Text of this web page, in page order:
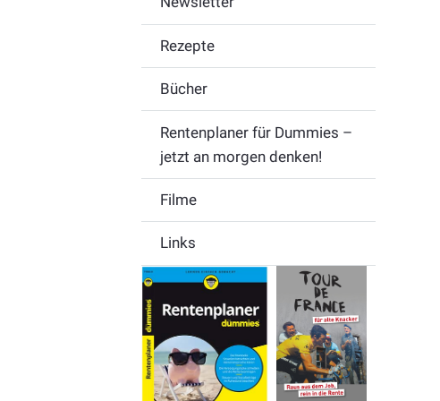
Rezepte
Bücher
Rentenplaner für Dummies –
jetzt an morgen denken!
Filme
Links